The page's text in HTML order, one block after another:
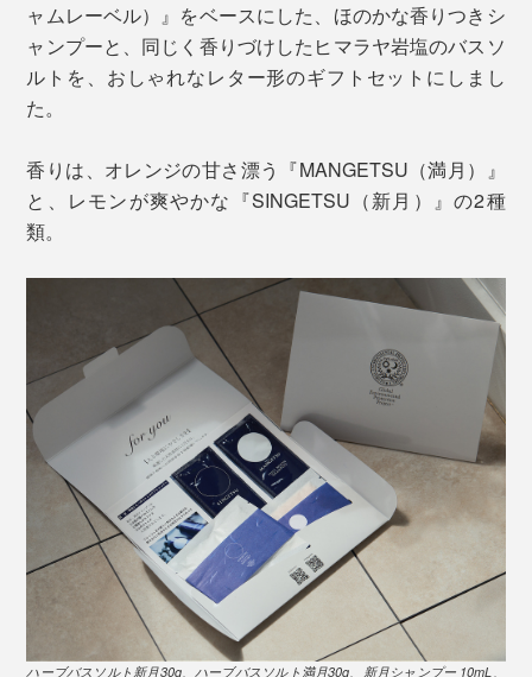
ャムレーベル）』をベースにした、ほのかな香りつきシ
ャンプーと、同じく香りづけしたヒマラヤ岩塩のバスソ
ルトを、おしゃれなレター形のギフトセットにしまし
た。
香りは、オレンジの甘さ漂う『MANGETSU（満月）』
と、レモンが爽やかな『SINGETSU（新月）』の2種
類。
ハーブバスソルト新月30g、ハーブバスソルト満月30g、新月シャンプー 10mL、